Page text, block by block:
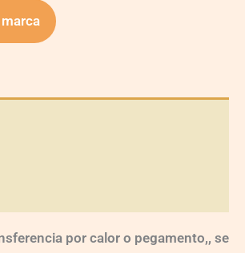
por calor o pegamento,, se